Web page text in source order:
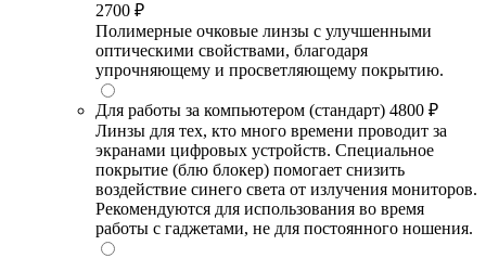
2700 ₽
Полимерные очковые линзы с улучшенными
оптическими свойствами, благодаря
упрочняющему и просветляющему покрытию.
Для работы за компьютером (стандарт) 4800 ₽
Линзы для тех, кто много времени проводит за
экранами цифровых устройств. Специальное
покрытие (блю блокер) помогает снизить
воздействие синего света от излучения мониторов.
Рекомендуются для использования во время
работы с гаджетами, не для постоянного ношения.